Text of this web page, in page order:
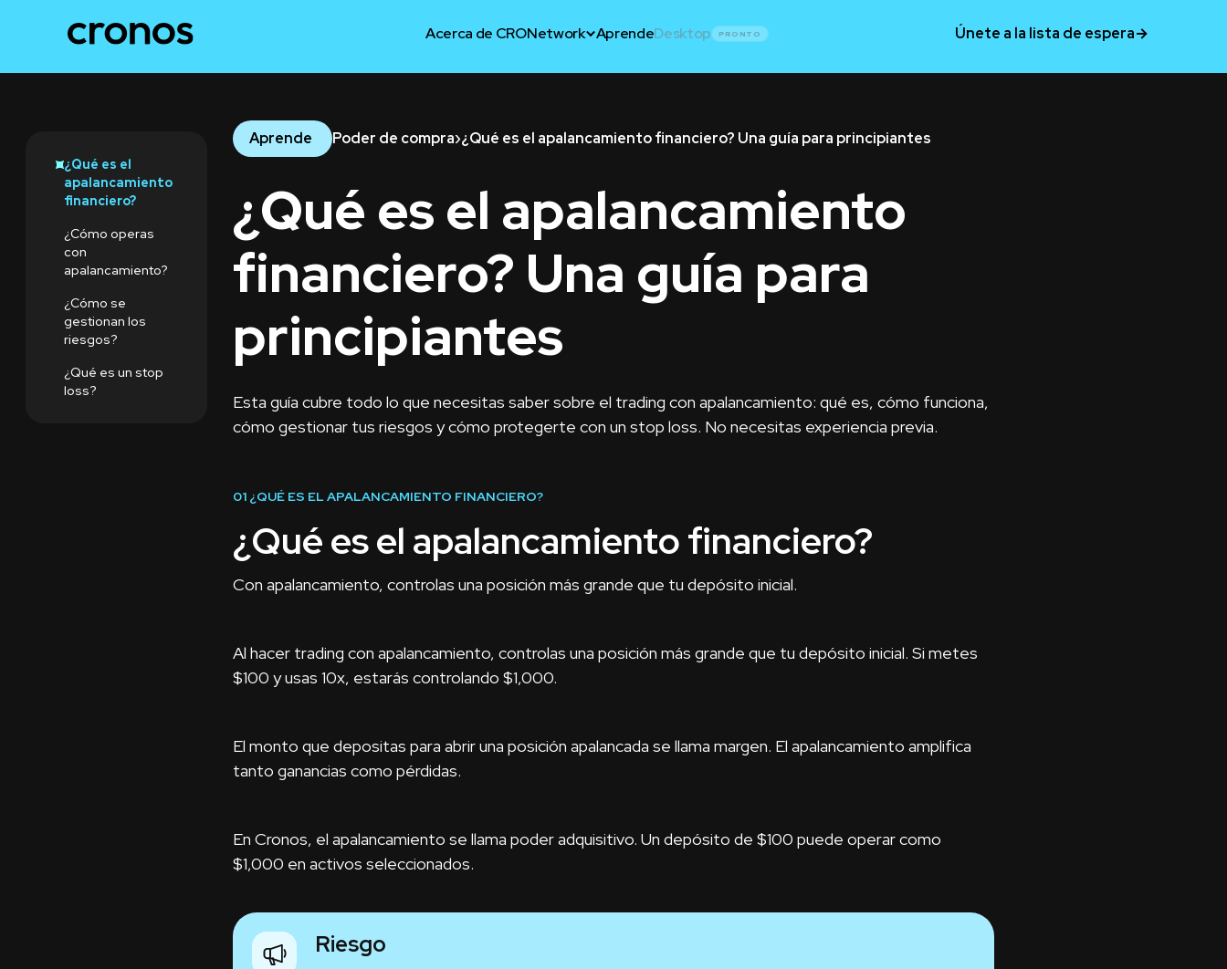
Acerca de CRONetwork AprendeDesktop PRONTO Únete a la lista de espera→
¿Qué es el
apalancamiento
financiero?
¿Cómo operas
con
apalancamiento?
¿Cómo se
gestionan los
riesgos?
¿Qué es un stop
loss?
Aprende Poder de compra›¿Qué es el apalancamiento financiero? Una guía para principiantes
¿Qué es el apalancamiento
financiero? Una guía para
principiantes
Esta guía cubre todo lo que necesitas saber sobre el trading con apalancamiento: qué es, cómo funciona,
cómo gestionar tus riesgos y cómo protegerte con un stop loss. No necesitas experiencia previa.
01 ¿QUÉ ES EL APALANCAMIENTO FINANCIERO?
¿Qué es el apalancamiento financiero?
Con apalancamiento, controlas una posición más grande que tu depósito inicial.
Al hacer trading con apalancamiento, controlas una posición más grande que tu depósito inicial. Si metes
$100 y usas 10x, estarás controlando $1,000.
El monto que depositas para abrir una posición apalancada se llama margen. El apalancamiento amplifica
tanto ganancias como pérdidas.
En Cronos, el apalancamiento se llama poder adquisitivo. Un depósito de $100 puede operar como
$1,000 en activos seleccionados.
Riesgo